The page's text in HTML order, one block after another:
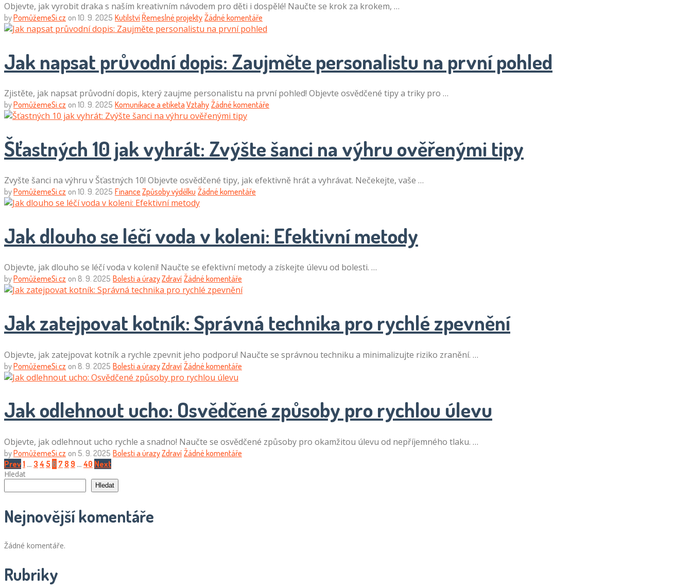
Objevte, jak vyrobit draka s naším kreativním návodem pro děti i dospělé! Naučte se krok za krokem, …
byPomůžemeSi.cz on 10. 9. 2025 Kutilství Řemeslné projekty Žádné komentáře
Jak napsat průvodní dopis: Zaujměte personalistu na první pohled
Zjistěte, jak napsat průvodní dopis, který zaujme personalistu na první pohled! Objevte osvědčené tipy a triky pro …
byPomůžemeSi.cz on 10. 9. 2025 Komunikace a etiketa Vztahy Žádné komentáře
Šťastných 10 jak vyhrát: Zvýšte šanci na výhru ověřenými tipy
Zvyšte šanci na výhru v Šťastných 10! Objevte osvědčené tipy, jak efektivně hrát a vyhrávat. Nečekejte, vaše …
byPomůžemeSi.cz on 10. 9. 2025 Finance Způsoby výdělku Žádné komentáře
Jak dlouho se léčí voda v koleni: Efektivní metody
Objevte, jak dlouho se léčí voda v koleni! Naučte se efektivní metody a získejte úlevu od bolesti. …
byPomůžemeSi.cz on 8. 9. 2025 Bolesti a úrazyZdraví Žádné komentáře
Jak zatejpovat kotník: Správná technika pro rychlé zpevnění
Objevte, jak zatejpovat kotník a rychle zpevnit jeho podporu! Naučte se správnou techniku a minimalizujte riziko zranění. …
byPomůžemeSi.cz on 8. 9. 2025 Bolesti a úrazyZdraví Žádné komentáře
Jak odlehnout ucho: Osvědčené způsoby pro rychlou úlevu
Objevte, jak odlehnout ucho rychle a snadno! Naučte se osvědčené způsoby pro okamžitou úlevu od nepříjemného tlaku. …
byPomůžemeSi.cz on 5. 9. 2025 Bolesti a úrazyZdraví Žádné komentáře
Stránkování
příspěvků
Prev1 … 3 4 5 6 7 8 9 … 40 Next
Hledat
Hledat
Nejnovější komentáře
Žádné komentáře.
Rubriky